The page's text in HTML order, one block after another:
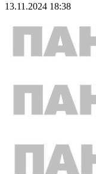
13.11.2024 18:38